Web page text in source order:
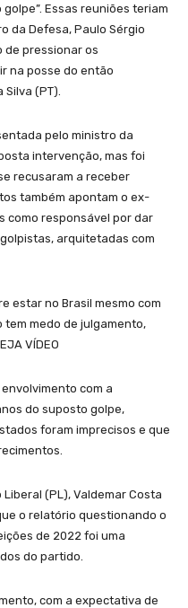
Essas reuniões teriam
da Defesa, Paulo Sérgio
de pressionar os
na posse do então
(PT).
pelo ministro da
intervenção, mas foi
recusaram a receber
também apontam o ex-
como responsável por dar
arquitetadas com
estar no Brasil mesmo com
tem medo de julgamento,
VÍDEO
com a
do suposto golpe,
foram imprecisos e que
(PL), Valdemar Costa
o relatório questionando o
de 2022 foi uma
do partido.
com a expectativa de